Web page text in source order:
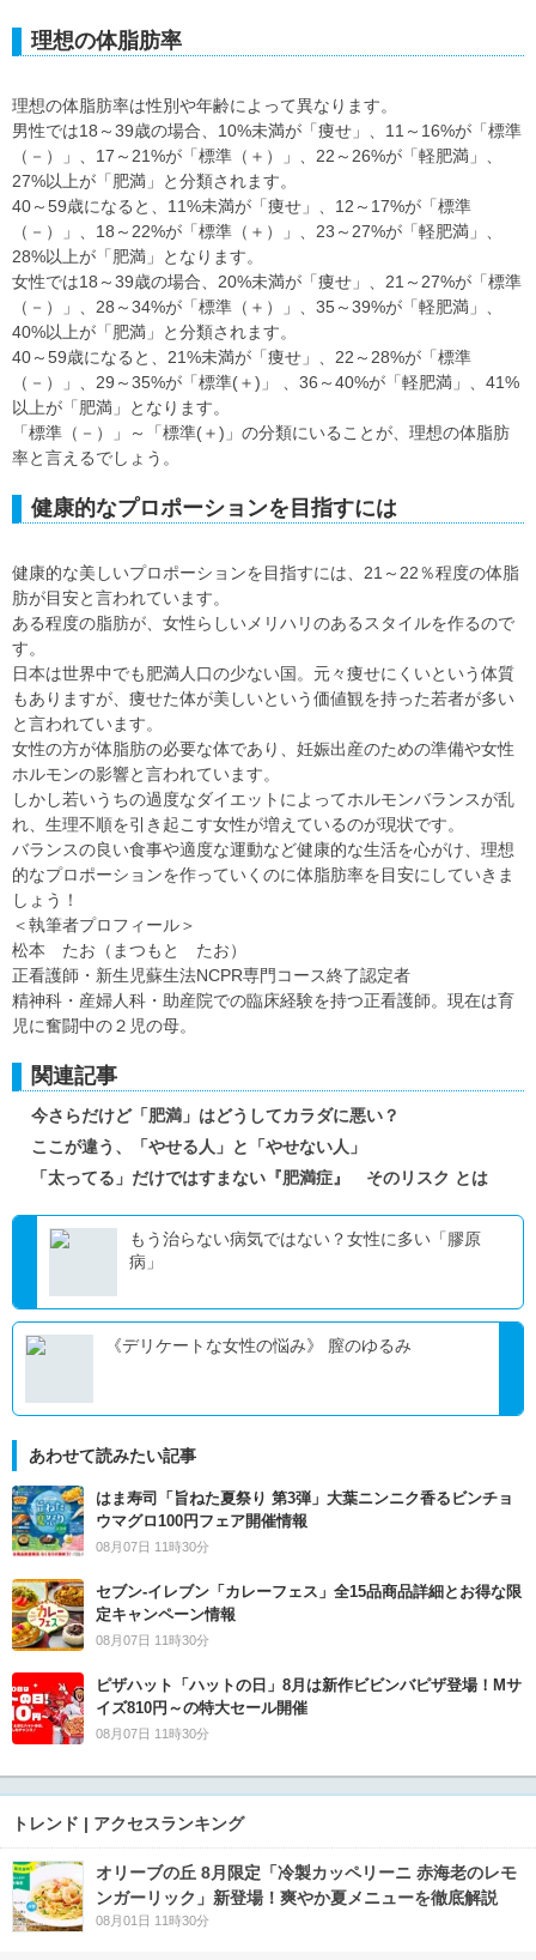
理想の体脂肪率
理想の体脂肪率は性別や年齢によって異なります。
男性では18～39歳の場合、10%未満が「痩せ」、11～16%が「標準
（－）」、17～21%が「標準（＋）」、22～26%が「軽肥満」、
27%以上が「肥満」と分類されます。
40～59歳になると、11%未満が「痩せ」、12～17%が「標準
（－）」、18～22%が「標準（＋）」、23～27%が「軽肥満」、
28%以上が「肥満」となります。
女性では18～39歳の場合、20%未満が「痩せ」、21～27%が「標準
（－）」、28～34%が「標準（＋）」、35～39%が「軽肥満」、
40%以上が「肥満」と分類されます。
40～59歳になると、21%未満が「痩せ」、22～28%が「標準
（－）」、29～35%が「標準(＋)」 、36～40%が「軽肥満」、41%
以上が「肥満」となります。
「標準（－）」～「標準(＋)」の分類にいることが、理想の体脂肪
率と言えるでしょう。
健康的なプロポーションを目指すには
健康的な美しいプロポーションを目指すには、21～22％程度の体脂
肪が目安と言われています。
ある程度の脂肪が、女性らしいメリハリのあるスタイルを作るので
す。
日本は世界中でも肥満人口の少ない国。元々痩せにくいという体質
もありますが、痩せた体が美しいという価値観を持った若者が多い
と言われています。
女性の方が体脂肪の必要な体であり、妊娠出産のための準備や女性
ホルモンの影響と言われています。
しかし若いうちの過度なダイエットによってホルモンバランスが乱
れ、生理不順を引き起こす女性が増えているのが現状です。
バランスの良い食事や適度な運動など健康的な生活を心がけ、理想
的なプロポーションを作っていくのに体脂肪率を目安にしていきま
しょう！
＜執筆者プロフィール＞
松本 たお（まつもと たお）
正看護師・新生児蘇生法NCPR専門コース終了認定者
精神科・産婦人科・助産院での臨床経験を持つ正看護師。現在は育
児に奮闘中の２児の母。
関連記事
今さらだけど「肥満」はどうしてカラダに悪い？
ここが違う、「やせる人」と「やせない人」
「太ってる」だけではすまない『肥満症』 そのリスク とは
もう治らない病気ではない？女性に多い「膠原
病」
《デリケートな女性の悩み》 膣のゆるみ
あわせて読みたい記事
はま寿司「旨ねた夏祭り 第3弾」大葉ニンニク香るビンチョ
ウマグロ100円フェア開催情報
08月07日 11時30分
セブン‐イレブン「カレーフェス」全15品商品詳細とお得な限
定キャンペーン情報
08月07日 11時30分
ピザハット「ハットの日」8月は新作ビビンバピザ登場！Mサ
イズ810円～の特大セール開催
08月07日 11時30分
トレンド | アクセスランキング
オリーブの丘 8月限定「冷製カッペリーニ 赤海老のレモ
ンガーリック」新登場！爽やか夏メニューを徹底解説
08月01日 11時30分